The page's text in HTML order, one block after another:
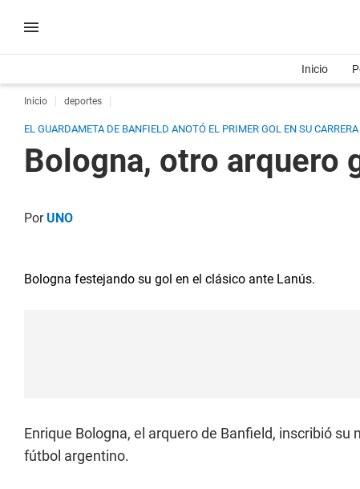
Inicio
Inicio deportes
EL GUARDAMETA DE BANFIELD ANOTÓ EL PRIMER GOL EN SU
Bologna, otro arquero
PorUNO
Bologna festejando su gol en el clásico ante Lanús.
Enrique Bologna, el arquero de Banfield, inscribió
fútbol argentino.